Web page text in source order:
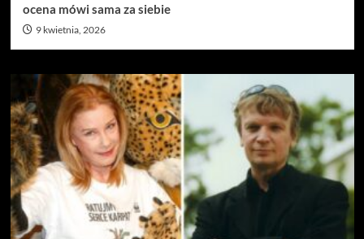
ocena mówi sama za siebie
9 kwietnia, 2026